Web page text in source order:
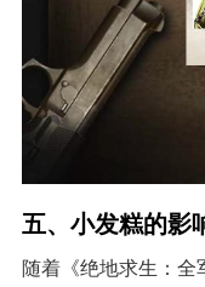
五、小发糕的影
随着《绝地求生：全